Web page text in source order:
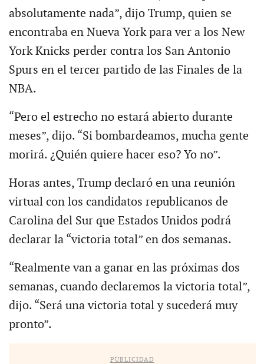
absolutamente nada”, dijo Trump, quien se
encontraba en Nueva York para ver a los New
York Knicks perder contra los San Antonio
Spurs en el tercer partido de las Finales de la
NBA.
“Pero el estrecho no estará abierto durante
meses”, dijo. “Si bombardeamos, mucha gente
morirá. ¿Quién quiere hacer eso? Yo no”.
Horas antes, Trump declaró en una reunión
virtual con los candidatos republicanos de
Carolina del Sur que Estados Unidos podrá
declarar la “victoria total” en dos semanas.
“Realmente van a ganar en las próximas dos
semanas, cuando declaremos la victoria total”,
dijo. “Será una victoria total y sucederá muy
pronto”.
PUBLICIDAD